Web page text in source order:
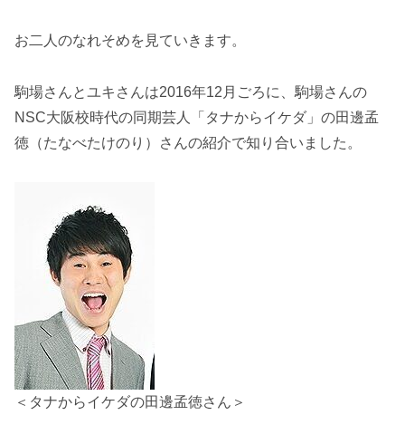
お二人のなれそめを見ていきます。
駒場さんとユキさんは2016年12月ごろに、駒場さんの
NSC大阪校時代の同期芸人「タナからイケダ」の田邊孟
徳（たなべたけのり）さんの紹介で知り合いました。
＜タナからイケダの田邊孟徳さん＞